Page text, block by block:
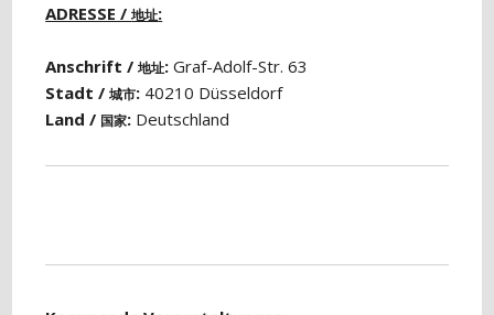
ADRESSE /地址:
Anschrift /地址: Graf-Adolf-Str. 63
Stadt /城市: 40210 Düsseldorf
Land / 国家: Deutschland